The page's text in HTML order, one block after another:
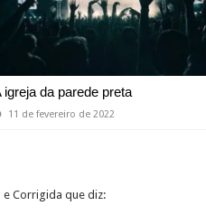
igreja da parede preta
11 de fevereiro de 2022
e Corrigida que diz: